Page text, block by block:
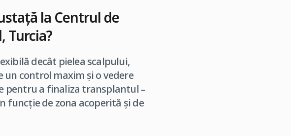
la Centrul de
Turcia?
decât pielea scalpului,
control maxim și o vedere
pentru a finaliza transplantul –
funcție de zona acoperită și de